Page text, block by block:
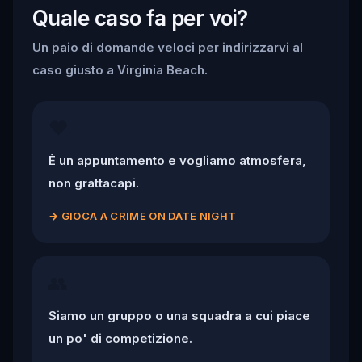
Quale caso fa per voi?
Un paio di domande veloci per indirizzarvi al
caso giusto a Virginia Beach.
È un appuntamento e vogliamo atmosfera,
non grattacapi.
→ GIOCA A CRIME ON DATE NIGHT
Siamo un gruppo o una squadra a cui piace
un po' di competizione.